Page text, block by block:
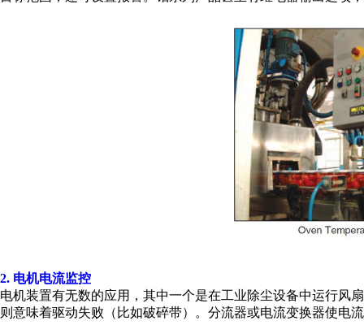
2. 电机电流监控
电机装置有无数的应用，其中一个是在工业除尘设备中运行风
则意味着驱动失败（比如破碎带）。分流器或电流变换器使电